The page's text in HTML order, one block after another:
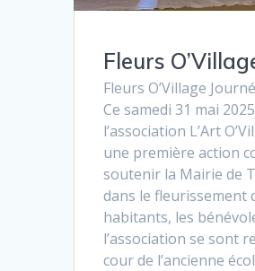
Fleurs
Fleurs O’Village
Ce samedi 31 mai
l’association L’Art
une première action
soutenir la Mairie de
dans le fleurissement
habitants, les
l’association se sont
cour de l’ancienne